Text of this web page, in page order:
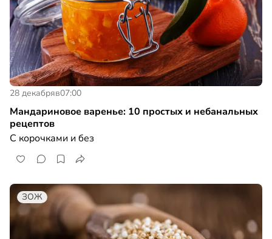
28 декабряв07:00
Мандариновое варенье: 10 простых и небанальных
рецептов
С корочками и без
ЗОЖ